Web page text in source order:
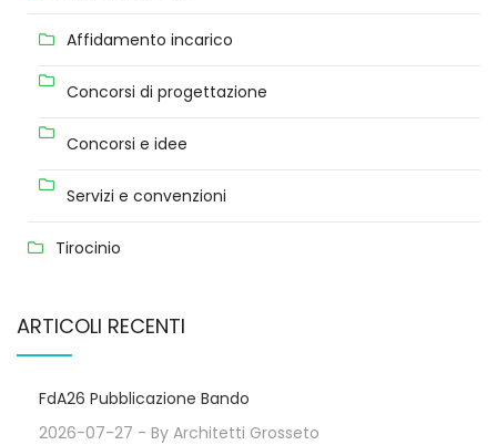
Affidamento incarico
Concorsi di progettazione
Concorsi e idee
Servizi e convenzioni
Tirocinio
ARTICOLI RECENTI
FdA26 Pubblicazione Bando
2026-07-27 - By Architetti Grosseto